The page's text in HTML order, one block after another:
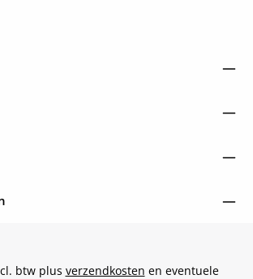
btw plus verzendkosten en eventuele